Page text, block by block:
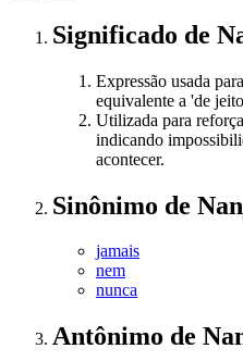
Significado de
Expressão usada
equivalente a 'de
Utilizada para
indicando
acontecer.
Sinônimo de
jamais
nem
nunca
Antônimo de